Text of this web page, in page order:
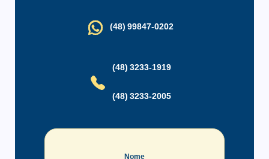
(48) 99847-0202
(48) 3233-1919
(48) 3233-2005
Nome